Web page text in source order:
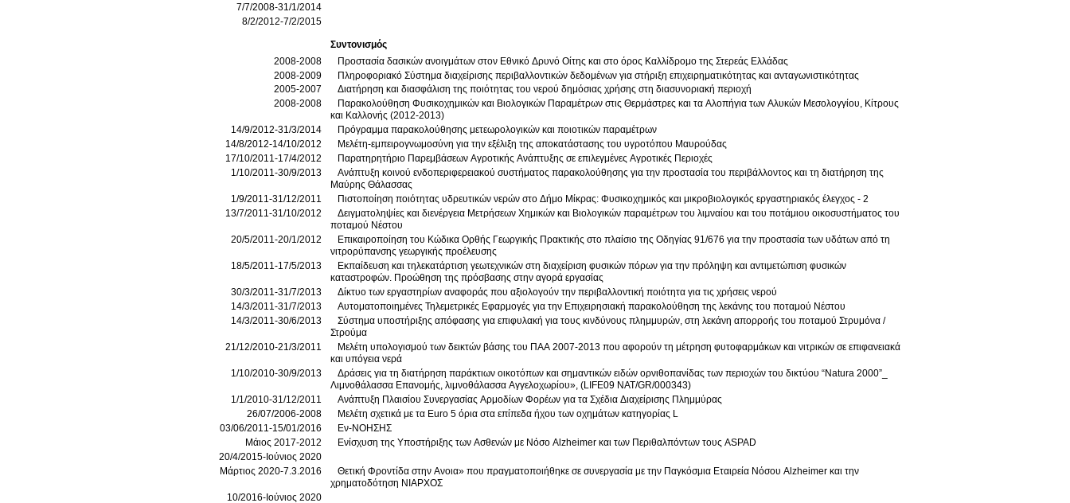
7/7/2008-31/1/2014
8/2/2012-7/2/2015
Συντονισμός
2008-2008
Προστασία δασικών ανοιγμάτων στον Εθνικό Δρυνό Οίτης και στο όρος Καλλίδρομο της Στερεάς Ελλάδας
2008-2009
Πληροφοριακό Σύστημα διαχείρισης περιβαλλοντικών δεδομένων για στήριξη επιχειρηματικότητας και ανταγωνιστικότητας
2005-2007
Διατήρηση και διασφάλιση της ποιότητας του νερού δημόσιας χρήσης στη διασυνοριακή περιοχή
2008-2008
Παρακολούθηση Φυσικοχημικών και Βιολογικών Παραμέτρων στις Θερμάστρες και τα Αλοπήγια των Αλυκών Μεσολογγίου, Κίτρους
και Καλλονής (2012-2013)
14/9/2012-31/3/2014
Πρόγραμμα παρακολούθησης μετεωρολογικών και ποιοτικών παραμέτρων
14/8/2012-14/10/2012
Μελέτη-εμπειρογνωμοσύνη για την εξέλιξη της αποκατάστασης του υγροτόπου Μαυρούδας
17/10/2011-17/4/2012
Παρατηρητήριο Παρεμβάσεων Αγροτικής Ανάπτυξης σε επιλεγμένες Αγροτικές Περιοχές
1/10/2011-30/9/2013
Ανάπτυξη κοινού ενδοπεριφερειακού συστήματος παρακολούθησης για την προστασία του περιβάλλοντος και τη διατήρηση της
Μαύρης Θάλασσας
1/9/2011-31/12/2011
Πιστοποίηση ποιότητας υδρευτικών νερών στο Δήμο Μίκρας: Φυσικοχημικός και μικροβιολογικός εργαστηριακός έλεγχος - 2
13/7/2011-31/10/2012
Δειγματοληψίες και διενέργεια Μετρήσεων Χημικών και Βιολογικών παραμέτρων του λιμναίου και του ποτάμιου οικοσυστήματος του
ποταμού Νέστου
20/5/2011-20/1/2012
Επικαιροποίηση του Κώδικα Ορθής Γεωργικής Πρακτικής στο πλαίσιο της Οδηγίας 91/676 για την προστασία των υδάτων από τη
νιτρορύπανσης γεωργικής προέλευσης
18/5/2011-17/5/2013
Εκπαίδευση και τηλεκατάρτιση γεωτεχνικών στη διαχείριση φυσικών πόρων για την πρόληψη και αντιμετώπιση φυσικών
καταστροφών. Προώθηση της πρόσβασης στην αγορά εργασίας
30/3/2011-31/7/2013
Δίκτυο των εργαστηρίων αναφοράς που αξιολογούν την περιβαλλοντική ποιότητα για τις χρήσεις νερού
14/3/2011-31/7/2013
Αυτοματοποιημένες Τηλεμετρικές Εφαρμογές για την Επιχειρησιακή παρακολούθηση της λεκάνης του ποταμού Νέστου
14/3/2011-30/6/2013
Σύστημα υποστήριξης απόφασης για επιφυλακή για τους κινδύνους πλημμυρών, στη λεκάνη απορροής του ποταμού Στρυμόνα /
Στρούμα
21/12/2010-21/3/2011
Μελέτη υπολογισμού των δεικτών βάσης του ΠΑΑ 2007-2013 που αφορούν τη μέτρηση φυτοφαρμάκων και νιτρικών σε επιφανειακά
και υπόγεια νερά
1/10/2010-30/9/2013
Δράσεις για τη διατήρηση παράκτιων οικοτόπων και σημαντικών ειδών ορνιθοπανίδας των περιοχών του δικτύου “Natura 2000”_
Λιμνοθάλασσα Επανομής, λιμνοθάλασσα Αγγελοχωρίου», (LIFE09 NAT/GR/000343)
1/1/2010-31/12/2011
Ανάπτυξη Πλαισίου Συνεργασίας Αρμοδίων Φορέων για τα Σχέδια Διαχείρισης Πλημμύρας
26/07/2006-2008
Μελέτη σχετικά με τα Euro 5 όρια στα επίπεδα ήχου των οχημάτων κατηγορίας L
03/06/2011-15/01/2016
Εν-ΝΟΗΣΗΣ
Μάιος 2017-2012
Ενίσχυση της Υποστήριξης των Ασθενών με Νόσο Alzheimer και των Περιθαλπόντων τους ASPAD
20/4/2015-Ιούνιος 2020
Μάρτιος 2020-7.3.2016
Θετική Φροντίδα στην Ανοια» που πραγματοποιήθηκε σε συνεργασία με την Παγκόσμια Εταιρεία Νόσου Alzheimer και την
χρηματοδότηση ΝΙΑΡΧΟΣ
10/2016-Ιούνιος 2020